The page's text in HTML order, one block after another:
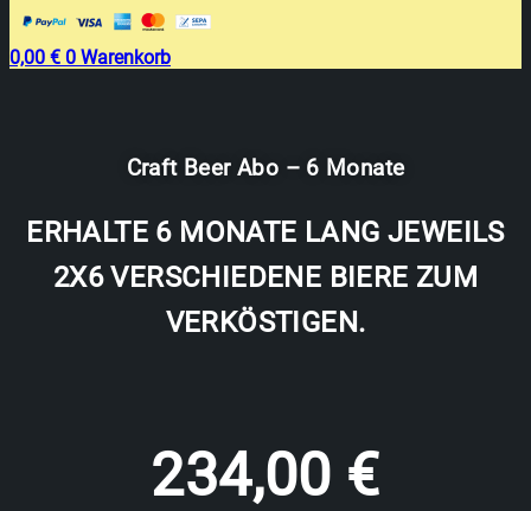
0,00 € 0 Warenkorb
Craft Beer Abo – 6 Monate
ERHALTE 6 MONATE LANG JEWEILS
2X6 VERSCHIEDENE BIERE ZUM
VERKÖSTIGEN.
234,00 €